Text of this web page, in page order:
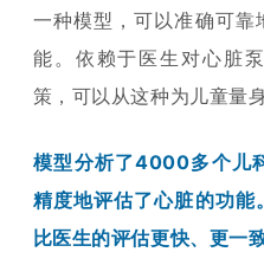
一种模型，可以准确可
能。依赖于医生对心脏
策，可以从这种为儿童量
模型分析了4000多个儿
精度地评估了心脏的功
比医生的评估更快、更一致